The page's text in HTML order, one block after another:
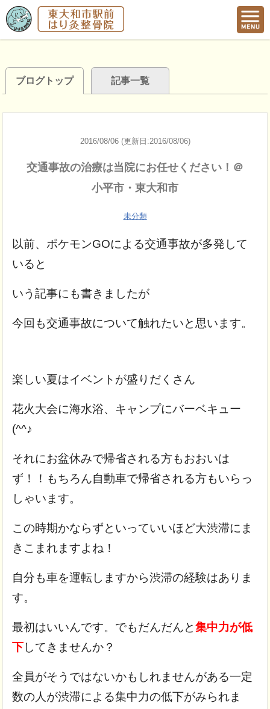
ブログトップ 記事一覧
2016/08/06 (更新日:2016/08/06)
交通事故の治療は当院にお任せください！＠
小平市・東大和市
未分類
以前、ポケモンGOによる交通事故が多発して
いると
いう記事にも書きましたが
今回も交通事故について触れたいと思います。
楽しい夏はイベントが盛りだくさん
花火大会に海水浴、キャンプにバーベキュー
(^^♪
それにお盆休みで帰省される方もおおいは
ず！！もちろん自動車で帰省される方もいらっ
しゃいます。
この時期かならずといっていいほど大渋滞にま
きこまれますよね！
自分も車を運転しますから渋滞の経験はありま
す。
最初はいいんです。でもだんだんと集中力が低
下してきませんか？
全員がそうではないかもしれませんがある一定
数の人が渋滞による集中力の低下がみられま